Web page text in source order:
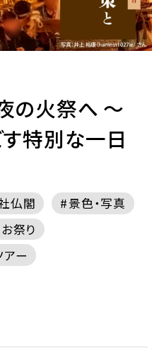
の火祭へ ～
特別な一日
仏閣
景色・写真
祭り
ー